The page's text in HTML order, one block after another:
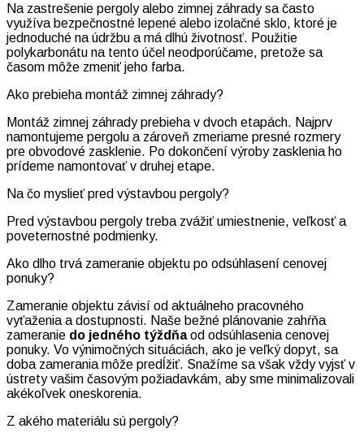
Na zastrešenie pergoly alebo zimnej záhrady sa často
využíva bezpečnostné lepené alebo izolačné sklo, ktoré je
jednoduché na údržbu a má dlhú životnosť. Použitie
polykarbonátu na tento účel neodporúčame, pretože sa
časom môže zmeniť jeho farba.
Ako prebieha montáž zimnej záhrady?
Montáž zimnej záhrady prebieha v dvoch etapách. Najprv
namontujeme pergolu a zároveň zmeriame presné rozmery
pre obvodové zasklenie. Po dokončení výroby zasklenia ho
prídeme namontovať v druhej etape.
Na čo myslieť pred výstavbou pergoly?
Pred výstavbou pergoly treba zvážiť umiestnenie, veľkosť a
poveternostné podmienky.
Ako dlho trvá zameranie objektu po odsúhlasení cenovej
ponuky?
Zameranie objektu závisí od aktuálneho pracovného
vyťaženia a dostupnosti. Naše bežné plánovanie zahŕňa
zameranie do jedného týždňaod odsúhlasenia cenovej
ponuky. Vo výnimočných situáciách, ako je veľký dopyt, sa
doba zamerania môže predĺžiť. Snažíme sa však vždy vyjsť v
ústrety vašim časovým požiadavkám, aby sme minimalizovali
akékoľvek oneskorenia.
Z akého materiálu sú pergoly?